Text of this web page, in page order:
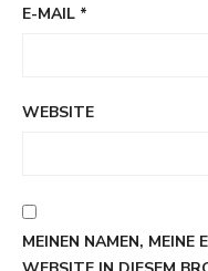
E-MAIL *
WEBSITE
MEINEN NAMEN, MEINE